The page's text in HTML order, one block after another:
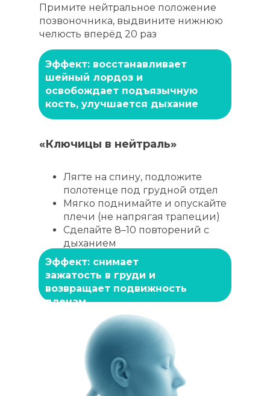
Эффект: снимает
зажатость в груди и
возвращает подвижность
плечам
«Ключицы в нейтраль»
Лягте на спину, подложите
полотенце под грудной отдел
Мягко поднимайте и опускайте
плечи (не напрягая трапеции)
Сделайте 8–10 повторений с
дыханием
Эффект: восстанавливает
шейный лордоз и
освобождает подъязычную
кость, улучшается дыхание
Примите нейтральное положение
позвоночника, выдвините нижнюю
челюсть вперёд 20 раз
ЦЕНТР ФИТНЕСА И ЗДОРОВЬЯ»
ИНН: 9715517146
ООО "Банк Точка"
БИК: 044525104
К/С: 30101810745374525104
Р/С: 40702810320000252304
Договор-оферта
Политика конфиденциальности
Согласие на обработку персональных данных
e-mail: school@move4s.pro
© Все права защищены. 2021-2026
Лицензия на образовательную деятельность №
Л035-01298-77/03951066 от 10.12.2025 выдана
Департаментом образования и науки города
Москвы